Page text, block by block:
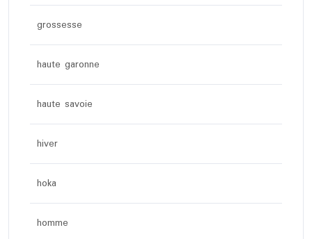
grossesse
haute garonne
haute savoie
hiver
hoka
homme